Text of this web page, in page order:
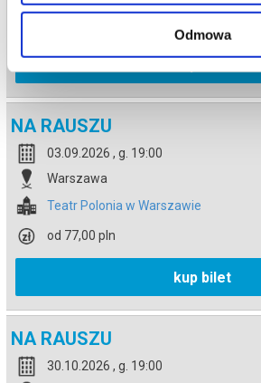
Odmowa
NA RAUSZU
03.09.2026 , g. 19:00
Warszawa
Teatr Polonia w Warszawie
od 77,00 pln
kup bilet
NA RAUSZU
30.10.2026 , g. 19:00